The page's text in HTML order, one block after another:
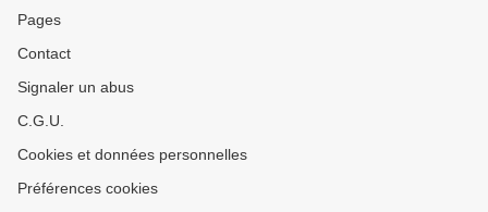
Pages
Contact
Signaler un abus
C.G.U.
Cookies et données personnelles
Préférences cookies